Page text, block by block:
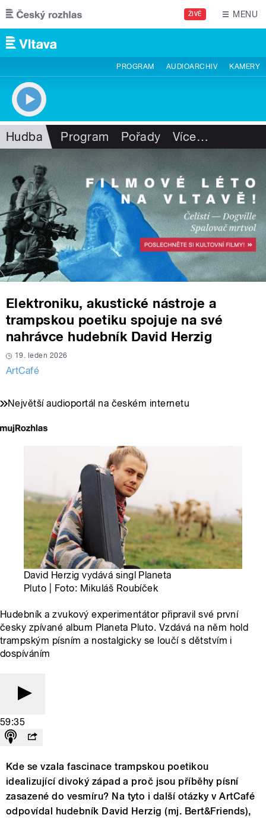
Přejít k hlavnímu obsahu
ŽIVĚ MENU
PROGRAM AUDIOARCHIV KAMERY
Hudba Program Pořady Více…
Elektroniku, akustické nástroje a
trampskou poetiku spojuje na své
nahrávce hudebník David Herzig
19. leden 2026
ArtCafé
Největší audioportál na českém internetu
David Herzig vydává singl Planeta
Pluto | Foto: Mikuláš Roubíček
Hudebník a zvukový experimentátor připravil své první
česky zpívané album Planeta Pluto. Vzdává na něm hold
trampským písním a nostalgicky se loučí s dětstvím i
dospíváním
59:35
Kde se vzala fascinace trampskou poetikou
idealizující divoký západ a proč jsou příběhy písní
zasazené do vesmíru? Na tyto i další otázky v ArtCafé
odpovídal hudebník David Herzig (mj. Bert&Friends),